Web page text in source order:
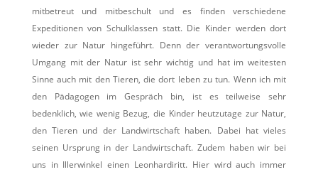
mitbetreut und mitbeschult und es finden verschiedene
Expeditionen von Schulklassen statt. Die Kinder werden dort
wieder zur Natur hingeführt. Denn der verantwortungsvolle
Umgang mit der Natur ist sehr wichtig und hat im weitesten
Sinne auch mit den Tieren, die dort leben zu tun. Wenn ich mit
den Pädagogen im Gespräch bin, ist es teilweise sehr
bedenklich, wie wenig Bezug, die Kinder heutzutage zur Natur,
den Tieren und der Landwirtschaft haben. Dabei hat vieles
seinen Ursprung in der Landwirtschaft. Zudem haben wir bei
uns in Illerwinkel einen Leonhardiritt. Hier wird auch immer